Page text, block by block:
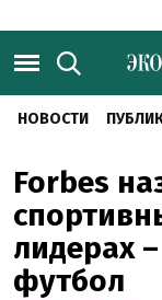
НОВОСТИ
Forbes
лидерах
футбол